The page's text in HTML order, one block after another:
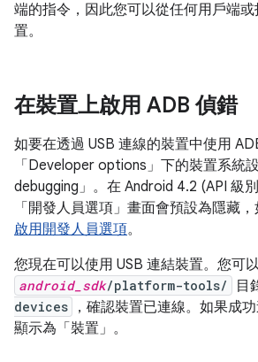
端的指令，因此您可以從任何用戶端
置。
在裝置上啟用 ADB 偵錯
如要在透過 USB 連線的裝置中使用
「Developer options」 下的裝置系統
debugging」 。在 Android 4.2 (API 級
「開發人員選項」 畫面會預設為隱藏
啟用開發人員選項。
您現在可以使用 USB 連結裝置。您可
android_sdk/platform-tools/ 目
devices
，確認裝置已連線。如果成
顯示為「裝置」。